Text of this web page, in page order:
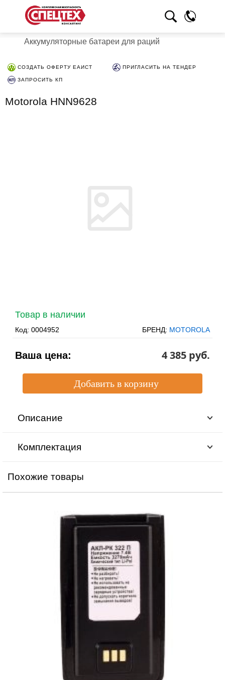
Аккумуляторные батареи для раций
СОЗДАТЬ ОФЕРТУ ЕАИСТ ПРИГЛАСИТЬ НА ТЕНДЕР
ЗАПРОСИТЬ КП
Motorola HNN9628
Товар в наличии
Код: 0004952 БРЕНД: MOTOROLA
Ваша цена: 4 385 pуб.
Описание
Комплектация
Похожие товары